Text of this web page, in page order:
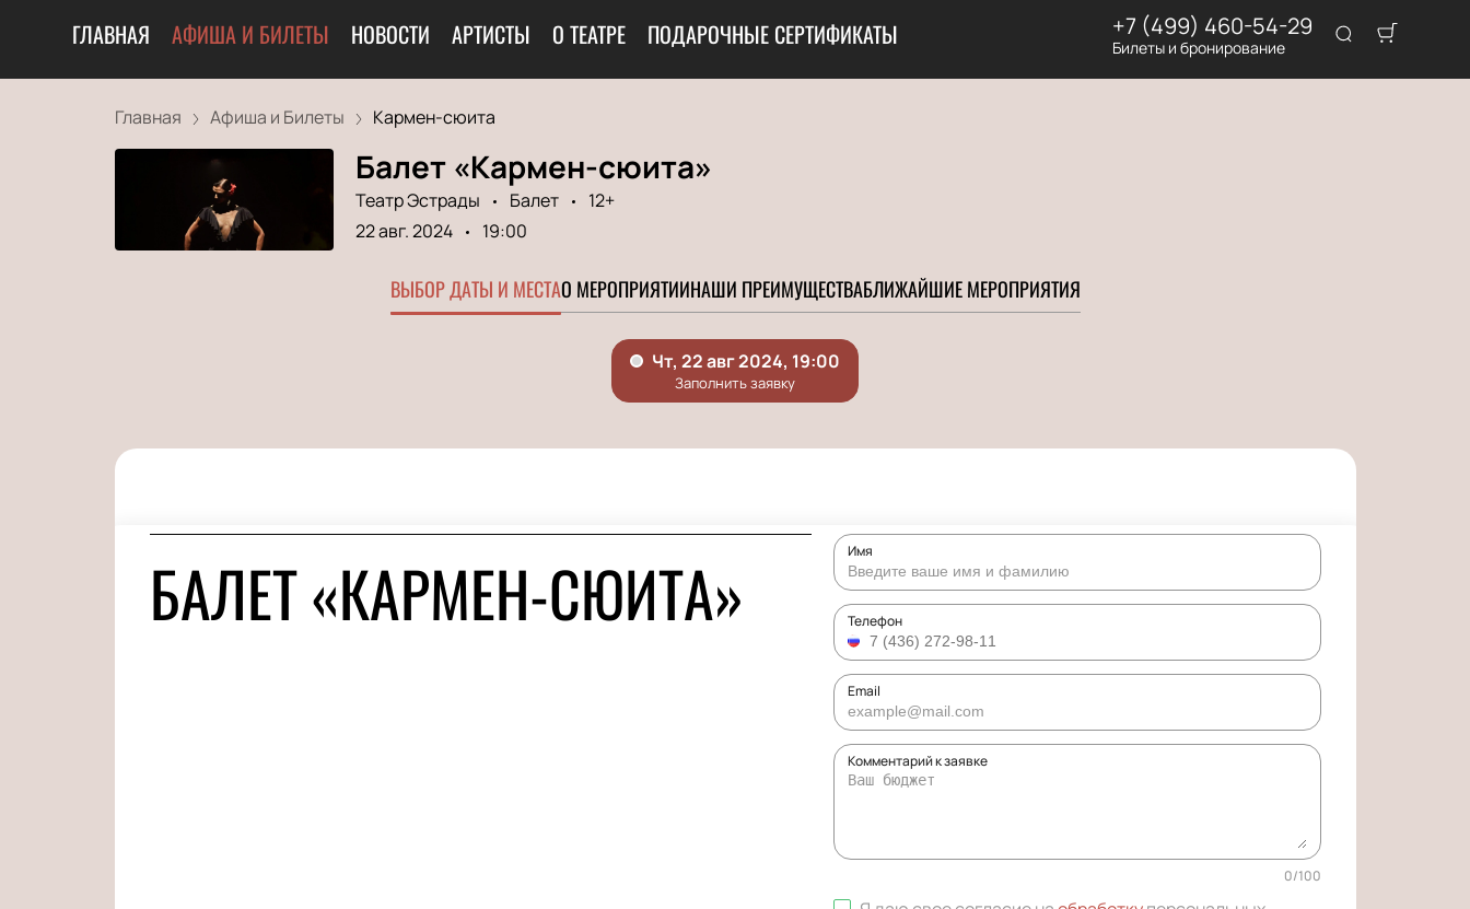
ГЛАВНАЯ АФИША И БИЛЕТЫ НОВОСТИ АРТИСТЫ О ТЕАТРЕ ПОДАРОЧНЫЕ СЕРТИФИКАТЫ +7 (499) 460-54-29
Билеты и бронирование
Главная Афиша и Билеты Кармен-сюита
Балет «Кармен-сюита»
Театр Эстрады Балет
12+
22 авг. 2024
19:00
ВЫБОР ДАТЫ И МЕСТАО МЕРОПРИЯТИИНАШИ ПРЕИМУЩЕСТВАБЛИЖАЙШИЕ МЕРОПРИЯТИЯ
БАЛЕТ «КАРМЕН-СЮИТА» Имя
Телефон
Email
Комментарий к заявке
0/100